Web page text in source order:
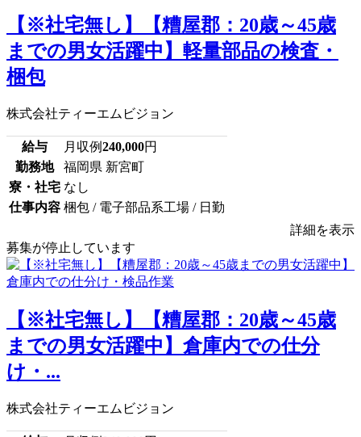
【※社宅無し】【糟屋郡：20歳～45歳
までの男女活躍中】軽量部品の検査・
梱包
株式会社ティーエムビジョン
給与 月収例240,000円
勤務地
福岡県 新宮町
寮・社宅 なし
仕事内容 梱包 / 電子部品系工場 / 日勤
詳細を表示
募集が停止しています
【※社宅無し】【糟屋郡：20歳～45歳
までの男女活躍中】倉庫内での仕分
け・...
株式会社ティーエムビジョン